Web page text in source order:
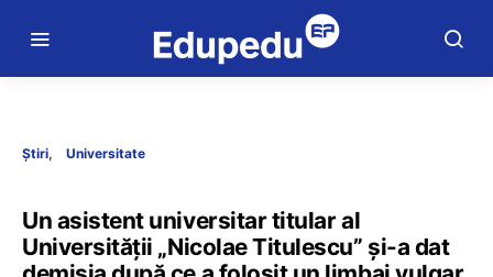
Știri Universitate
Un asistent universitar titular al
Universității „Nicolae Titulescu” și-a dat